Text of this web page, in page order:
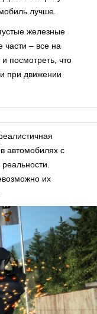
лучше.
железные
части – все на
посмотреть, что
при движении
автомобилях с
их